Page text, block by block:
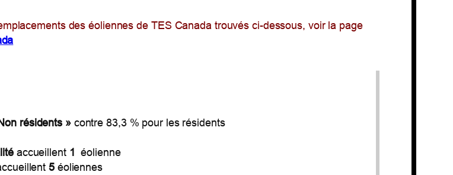
h
des éoliennes de TES Canada trouvés ci-dessous, voir la page
résidents » contre 83,3 % pour les résidents
accueillent 1éolienne
5éoliennes